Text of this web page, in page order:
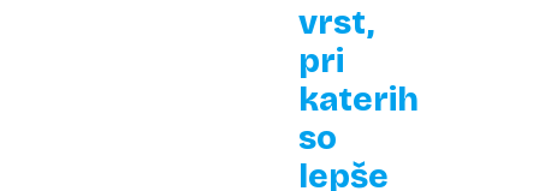
vrst,
pri
katerih
so
lepše